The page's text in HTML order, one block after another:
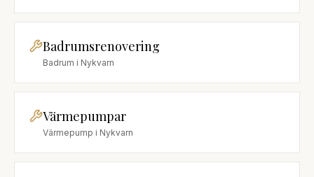
Badrumsrenovering
Badrum i Nykvarn
Värmepumpar
Värmepump i Nykvarn